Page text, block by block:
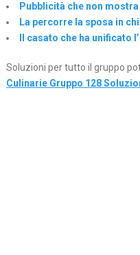
Pubblicità che non
La percorre la sposa in
Il casato che ha unificato
Soluzioni per tutto il gruppo
Culinarie Gruppo 128